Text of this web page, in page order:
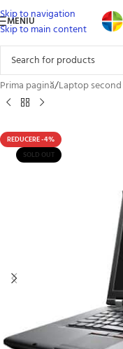
Skip to navigation
Skip to main content
MENIU
Prima pagină/Laptop
REDUCERE -4%
SOLD OUT